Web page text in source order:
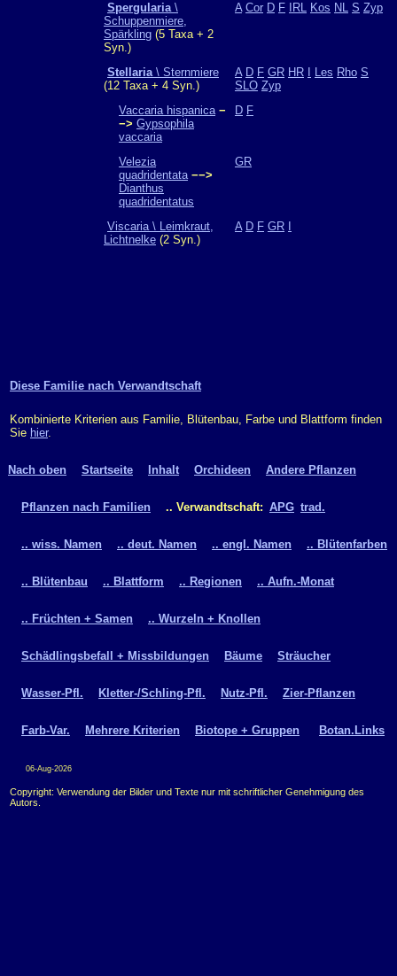
Spergularia\
Schuppenmiere,
Spärkling (5 Taxa + 2
Syn.)
A Cor D F IRL Kos NL S Zyp
Stellaria\ Sternmiere
(12 Taxa + 4 Syn.)
A D F GR HR Les Rho S
SLO Zyp
Vaccaria hispanica −
−> Gypsophila
vaccaria
D F
Velezia
quadridentata −−>
Dianthus
quadridentatus
GR
Viscaria \ Leimkraut,
Lichtnelke (2 Syn.)
A D F GR
Diese Familie nach Verwandtschaft
Kombinierte Kriterien aus Familie, Blütenbau, Farbe und Blattform finden
Sie hier.
Nach oben Startseite Inhalt Orchideen Andere Pflanzen
Pflanzen nach Familien .. Verwandtschaft: APG trad.
.. wiss. Namen .. deut. Namen .. engl. Namen .. Blütenfarben
.. Blütenbau .. Blattform .. Regionen .. Aufn.-Monat
.. Früchten + Samen .. Wurzeln + Knollen
Schädlingsbefall + Missbildungen Bäume Sträucher
Wasser-Pfl. Kletter-/Schling-Pfl. Nutz-Pfl. Zier-Pflanzen
Farb-Var. Mehrere Kriterien Biotope + Gruppen Botan.Links
06-Aug-2026
Copyright: Verwendung der Bilder und Texte nur mit schriftlicher Genehmigung des
Autors.